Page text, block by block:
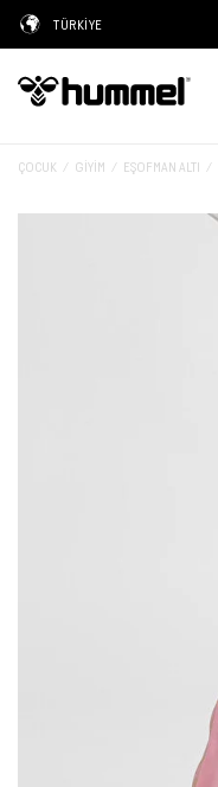
TÜRKİYE
ÇOCUK GIYIM EŞOFMAN ALTI